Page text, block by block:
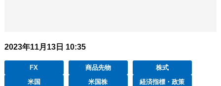
2023年11月13日 10:35
FX 商品先物
株式
米国
米国株 経済指標・政策